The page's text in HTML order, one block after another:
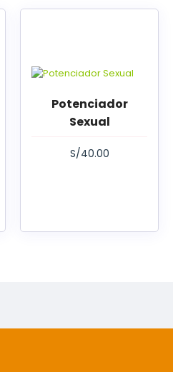
Potenciador
Sexual
S/40.00